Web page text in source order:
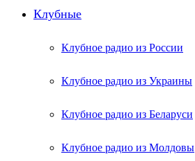
Клубные
Клубное радио из России
Клубное радио из Украины
Клубное радио из Беларуси
Клубное радио из Молдовы